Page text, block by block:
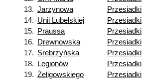
13. Jarzynowa
Przesiadki
14. Unii Lubelskiej
Przesiadki
15. Praussa
Przesiadki
16. Drewnowska
Przesiadki
17. Srebrzyńska
Przesiadki
18. Legionów
Przesiadki
19. Żeligowskiego
Przesiadki